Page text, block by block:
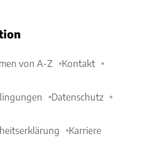
von A-Z Kontakt
Datenschutz
Karriere